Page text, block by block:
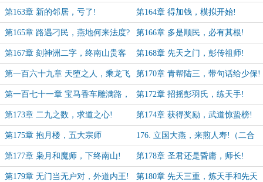
芝羹！
第163章 新的邻居，亏了! 第164章 得加钱，模拟开始!
第165章 路遇刁民，燕地何来法度? 第166章 多是顺民，必有其根!
第167章 刻神洲二字，终南山贵客 第168章 先天之门，彭传祖师!
第一百六十九章 天堕之人，乘龙飞
升!
第170章 青帮陆三，带句话给少保!
第一百七十一章 宝马香车雕满路，
平安喜乐!
第172章 招摇彭羽氏，练天手!
第173章 二九之数，求道之心! 第174章 获得奖励，武道惊蛰榜!
第175章 抱月楼，五大宗师 176. 立国大燕，来煎人寿!（二合
一)
第177章 枭月和魔师，下终南山!
（二合一!）
第178章 圣君还是昏庸，师长!
第179章 无门当无户对，外道内王! 第180章 先天三重，炼天手和先天